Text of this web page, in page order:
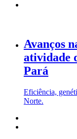
Avanços
atividade
Pará
Eficiência,
Norte.